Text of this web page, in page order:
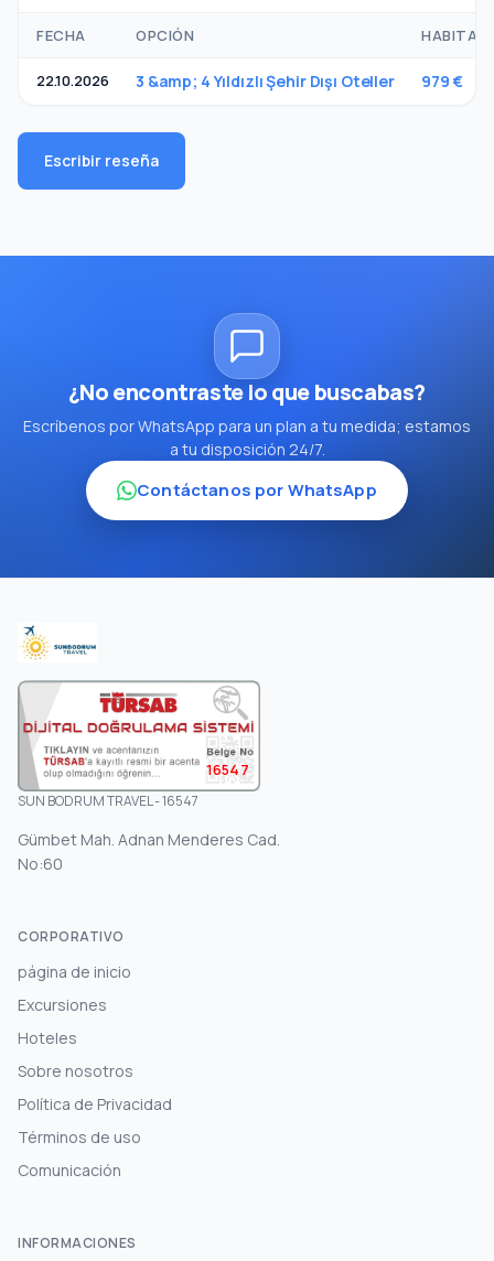
FECHA OPCIÓN
22.10.2026 3 &amp; 4 Yıldızlı Şehir Dışı Oteller 979 €
Escribir reseña
¿No encontraste lo que buscabas?
Escríbenos por WhatsApp para un plan a tu medida; estamos
a tu disposición 24/7.
Contáctanos por WhatsApp
16547
SUN BODRUM TRAVEL - 16547
Gümbet Mah. Adnan Menderes Cad.
No:60
CORPORATIVO
página de inicio
Excursiones
Hoteles
Sobre nosotros
Política de Privacidad
Términos de uso
Comunicación
INFORMACIONES